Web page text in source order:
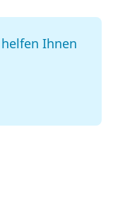
Ihnen